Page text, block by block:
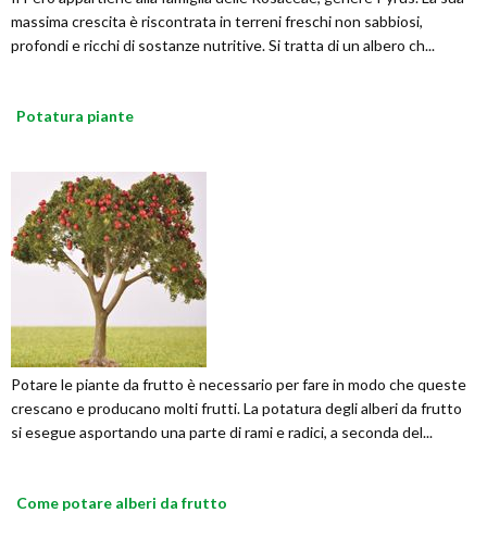
massima crescita è riscontrata in terreni freschi non sabbiosi,
profondi e ricchi di sostanze nutritive. Si tratta di un albero ch...
Potatura piante
Potare le piante da frutto è necessario per fare in modo che queste
crescano e producano molti frutti. La potatura degli alberi da frutto
si esegue asportando una parte di rami e radici, a seconda del...
Come potare alberi da frutto